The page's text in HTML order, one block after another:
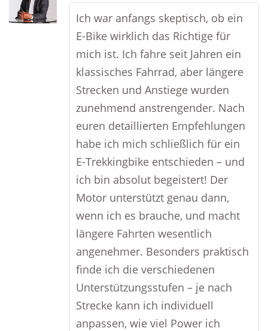
Ich war anfangs skeptisch, ob ein
E-Bike wirklich das Richtige für
mich ist. Ich fahre seit Jahren ein
klassisches Fahrrad, aber längere
Strecken und Anstiege wurden
zunehmend anstrengender. Nach
euren detaillierten Empfehlungen
habe ich mich schließlich für ein
E-Trekkingbike entschieden – und
ich bin absolut begeistert! Der
Motor unterstützt genau dann,
wenn ich es brauche, und macht
längere Fahrten wesentlich
angenehmer. Besonders praktisch
finde ich die verschiedenen
Unterstützungsstufen – je nach
Strecke kann ich individuell
anpassen, wie viel Power ich